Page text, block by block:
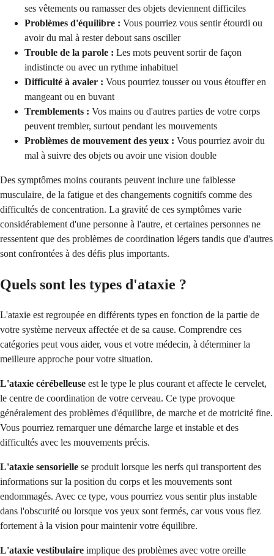
ses vêtements ou ramasser des objets deviennent difficiles
Problèmes d'équilibre : Vous pourriez vous sentir étourdi ou
avoir du mal à rester debout sans osciller
Trouble de la parole : Les mots peuvent sortir de façon
indistincte ou avec un rythme inhabituel
Difficulté à avaler : Vous pourriez tousser ou vous étouffer en
mangeant ou en buvant
Tremblements : Vos mains ou d'autres parties de votre corps
peuvent trembler, surtout pendant les mouvements
Problèmes de mouvement des yeux : Vous pourriez avoir du
mal à suivre des objets ou avoir une vision double
Des symptômes moins courants peuvent inclure une faiblesse
musculaire, de la fatigue et des changements cognitifs comme des
difficultés de concentration. La gravité de ces symptômes varie
considérablement d'une personne à l'autre, et certaines personnes ne
ressentent que des problèmes de coordination légers tandis que d'autres
sont confrontées à des défis plus importants.
Quels sont les types d'ataxie ?
L'ataxie est regroupée en différents types en fonction de la partie de
votre système nerveux affectée et de sa cause. Comprendre ces
catégories peut vous aider, vous et votre médecin, à déterminer la
meilleure approche pour votre situation.
L'ataxie cérébelleuse est le type le plus courant et affecte le cervelet,
le centre de coordination de votre cerveau. Ce type provoque
généralement des problèmes d'équilibre, de marche et de motricité fine.
Vous pourriez remarquer une démarche large et instable et des
difficultés avec les mouvements précis.
L'ataxie sensorielle se produit lorsque les nerfs qui transportent des
informations sur la position du corps et les mouvements sont
endommagés. Avec ce type, vous pourriez vous sentir plus instable
dans l'obscurité ou lorsque vos yeux sont fermés, car vous vous fiez
fortement à la vision pour maintenir votre équilibre.
L'ataxie vestibulaire implique des problèmes avec votre oreille